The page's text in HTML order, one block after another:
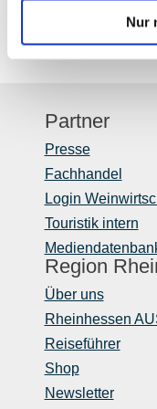
Nur
Partner
Presse
Fachhandel
Login
Touristik intern
Region
Über uns
Rheinhessen
Reiseführer
Shop
Newsletter